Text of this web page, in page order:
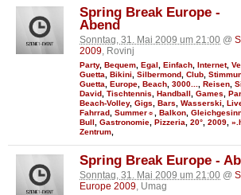
Spring Break Europe -
Abend
Sonntag, 31. Mai 2009 um 21:00 @
2009, Rovinj
Party, Bequem Egal Einfach Internet,
Guetta
Bikini Silbermond Club
Guetta
Europe Beach 3000... Reisen
David Tischtennis Handball Games
Beach-Volley, Gigs Bars Wasserski
Fahrrad Summer☼ Balkon
Bull
Gastronomie Pizzeria 20° 2009
Zentrum
Spring Break Europe -
Sonntag, 31. Mai 2009 um 21:00 @
Europe 2009, Umag